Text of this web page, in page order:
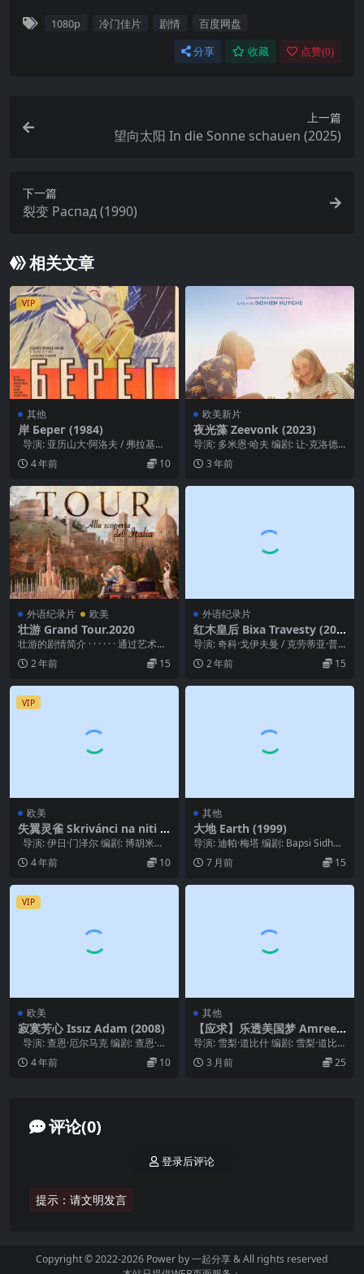
1080p 冷门佳片 剧情 百度网盘
分享 收藏 点赞(0)
上一篇
望向太阳 In die Sonne schauen (2025)
下一篇
裂变 Распад (1990)
相关文章
VIP
其他
岸 Берег (1984)
导演: 亚历山大·阿洛夫 / 弗拉基米
尔·纳乌莫夫 编剧: 亚历山...
4 年前 10
欧美新片
夜光藻 Zeevonk (2023)
导演: 多米恩·哈夫 编剧: 让-克洛德·
范·里杰基根姆 / Wendy Huy...
3 年前
外语纪录片 欧美
壮游 Grand Tour.2020
壮游的剧情简介 · · · · · · 通过艺术
家、文人、贵族、富人的见证，我
们...2 年前 15
外语纪录片
红木皇后 Bixa Travesty (201
8)
导演: 奇科·戈伊夫曼 / 克劳蒂亚·普
里西拉 编剧: 克劳蒂亚·普里西拉 / ...
2 年前 15
VIP
欧美
失翼灵雀 Skrivánci na niti (1
969)
导演: 伊日·门泽尔 编剧: 博胡米尔·
赫拉巴尔 / 伊日·门泽尔...
4 年前 10
其他
大地 Earth (1999)
导演: 迪帕·梅塔 编剧: Bapsi Sidhw
a / 迪帕·梅塔 主演: M...
7 月前 15
VIP
欧美
寂寞芳心 Issız Adam (2008)
导演: 查恩·厄尔马克 编剧: 查恩·厄
尔马克 主演: 梅莉丝·柏...
4 年前 10
其他
【应求】乐透美国梦 Amreek
a (2009)
导演: 雪梨·道比什 编剧: 雪梨·道比
什 主演: Nisreen Faour ...
3 月前 25
评论(0)
提示：请文明发言
登录后评论
Copyright © 2022-2026 Power by一起分享& All rights reserved